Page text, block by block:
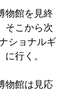
物館を見終
そこから次
ショナルギ
行く。
物館は見応